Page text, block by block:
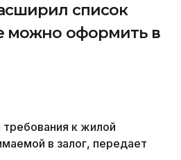
список
можно оформить в
к жилой
в залог, передает